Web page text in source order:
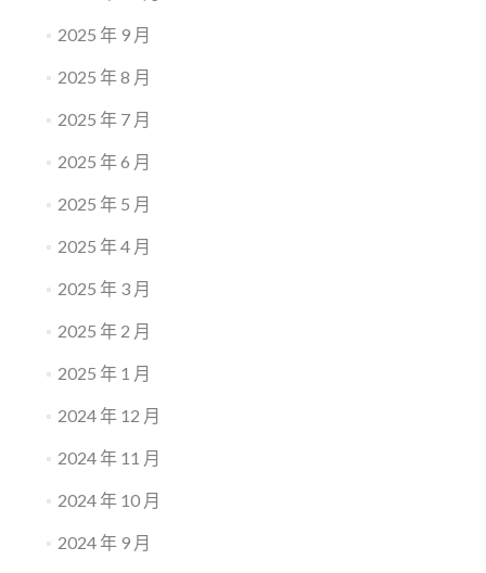
2025 年 9 月
2025 年 8 月
2025 年 7 月
2025 年 6 月
2025 年 5 月
2025 年 4 月
2025 年 3 月
2025 年 2 月
2025 年 1 月
2024 年 12 月
2024 年 11 月
2024 年 10 月
2024 年 9 月